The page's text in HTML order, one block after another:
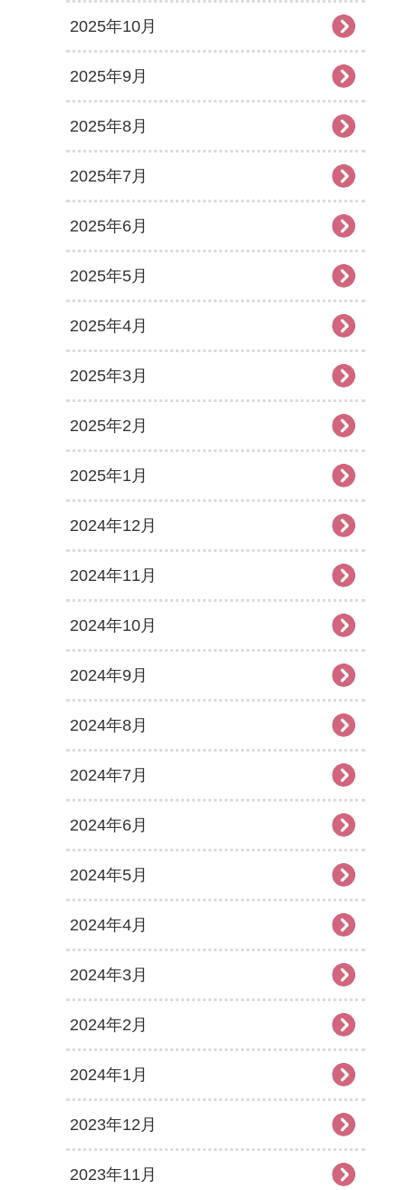
2025年10月
2025年9月
2025年8月
2025年7月
2025年6月
2025年5月
2025年4月
2025年3月
2025年2月
2025年1月
2024年12月
2024年11月
2024年10月
2024年9月
2024年8月
2024年7月
2024年6月
2024年5月
2024年4月
2024年3月
2024年2月
2024年1月
2023年12月
2023年11月